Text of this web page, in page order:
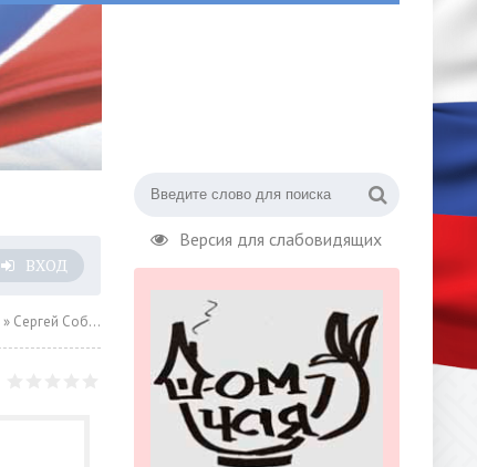
Версия для слабовидящих
ВХОД
» Сергей Собянин: главная задача Стройкомплекса Москвы – транспортная инфраструктура